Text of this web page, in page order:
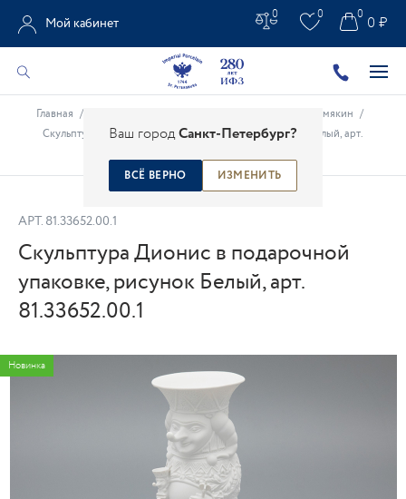
Ваш городСанкт-Петербург?
ВСЁ ВЕРНО ИЗМЕНИТЬ
Мой кабинет
0 0 0 ₽
0
Главная / Михаил Шемякин /
Скульптура Дионис в подарочной упаковке, рисунок Белый, арт.
АРТ. 81.33652.00.1
Скульптура Дионис в подарочной
упаковке, рисунок Белый, арт.
81.33652.00.1
Новинка